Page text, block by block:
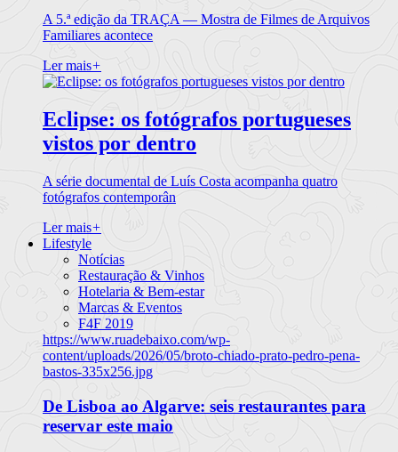
A 5.ª edição da TRAÇA — Mostra de Filmes de Arquivos
Familiares acontece
Ler mais+
Eclipse: os fotógrafos portugueses
vistos por dentro
A série documental de Luís Costa acompanha quatro
fotógrafos contemporân
Ler mais+
Lifestyle
Notícias
Restauração & Vinhos
Hotelaria & Bem-estar
Marcas & Eventos
F4F 2019
https://www.ruadebaixo.com/wp-
content/uploads/2026/05/broto-chiado-prato-pedro-pena-
bastos-335x256.jpg
De Lisboa ao Algarve: seis restaurantes para
reservar este maio